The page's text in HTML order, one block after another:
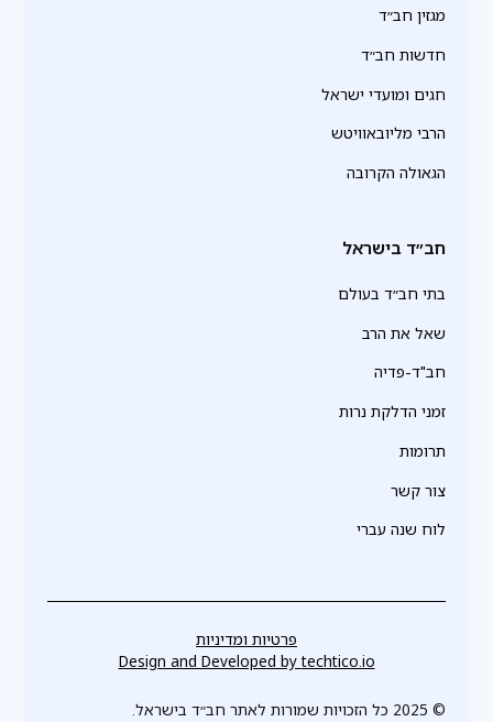
מגזין חב״ד
חדשות חב״ד
חגים ומועדי ישראל
הרבי מליובאוויטש
הגאולה הקרובה
חב״ד בישראל
בתי חב״ד בעולם
שאל את הרב
חב"ד-פדיה
זמני הדלקת נרות
תרומות
צור קשר
לוח שנה עברי
© 2025 כל הזכויות שמורות לאתר חב״ד בישראל.
פרטיות ומדיניות
Design and Developed bytechtico.io